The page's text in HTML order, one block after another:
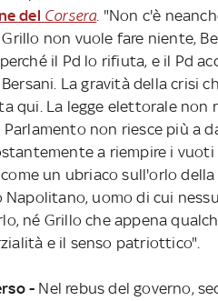
del Corsera. "Non c'è
non vuole fare niente,
il Pd lo rifiuta, e il Pd
La gravità della crisi
qui. La legge elettorale non
non riesce più a
a riempire i
un ubriaco sull'orlo
uomo di cui
né Grillo che appena
e il senso patriottico".
- Nel rebus del governo,